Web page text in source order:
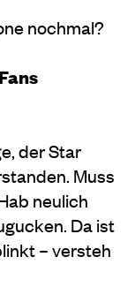
nochmal?
der Star
Muss
neulich
Da ist
– versteh